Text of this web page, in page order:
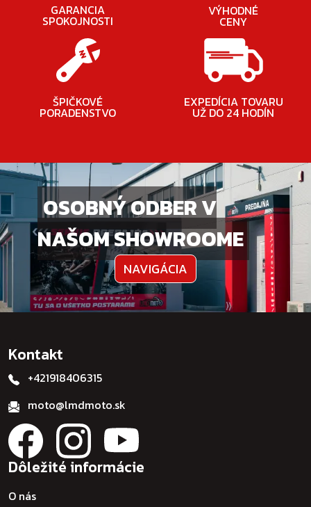
GARANCIA
SPOKOJNOSTI
VÝHODNÉ
CENY
ŠPIČKOVÉ
PORADENSTVO
EXPEDÍCIA TOVARU
UŽ DO 24 HODÍN
OSOBNÝ ODBER V
NAŠOM SHOWROOME
NAVIGÁCIA
Kontakt
+421918406315
moto@lmdmoto.sk
Dôležité informácie
O nás